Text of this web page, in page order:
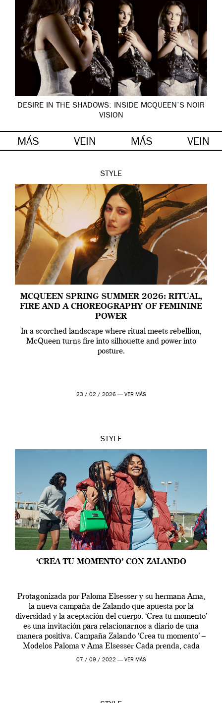
DESIRE IN THE SHADOWS: INSIDE MCQUEEN’S NOIR
VISION
MÁS VEIN MÁS VEIN
STYLE
MCQUEEN SPRING SUMMER 2026: RITUAL,
FIRE AND A CHOREOGRAPHY OF FEMININE
POWER
In a scorched landscape where ritual meets rebellion,
McQueen turns fire into silhouette and power into
posture.
23 / 02 / 2026 — VER MÁS
STYLE
‘CREA TU MOMENTO’ CON ZALANDO
Protagonizada por Paloma Elsesser y su hermana Ama,
la nueva campaña de Zalando que apuesta por la
diversidad y la aceptación del cuerpo. ‘Crea tu momento’
es una invitación para relacionarnos a diario de una
manera positiva. Campaña Zalando ‘Crea tu momento’ –
Modelos Paloma y Ama Elsesser Cada prenda, cada
outfit, cada momento, caracteriza […]
07 / 09 / 2022 — VER MÁS